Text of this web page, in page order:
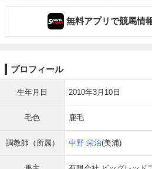
無料アプリで競馬情
プロフィール
生年月日 2010年3月10日
毛色 鹿毛
調教師（所属） 中野 栄治(美浦)